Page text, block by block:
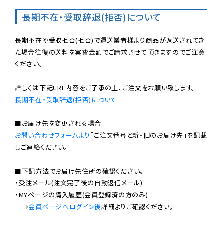
長期不在・受取辞退(拒否)について
長期不在や受取拒否(拒否)で運送業者様より商品が返送されてき
た場合往復の送料を実費金額でご請求させて頂きますのでご注意
ください。
長期不在・受取辞退(拒否)について
お問い合わせフォームより 「ご注文番号と新・旧のお届け先」を記載
しご連絡ください。
■下記方法でお届け先住所の確認ください。
・受注メール(注文完了後の自動返信メール)
・MYページの購入履歴(会員登録済の方のみ)
→会員ページへログイン後詳細よりご確認ください。